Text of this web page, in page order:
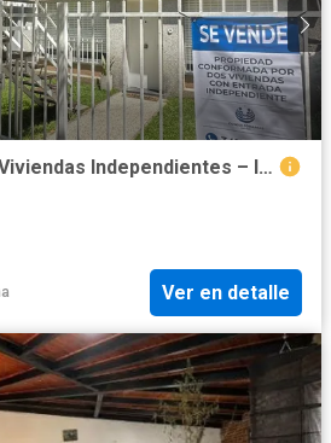
Propiedad con Dos Viviendas Independientes – Ideal para Vivienda Multifamiliar o Inversión – Rosario
Ver en detalle